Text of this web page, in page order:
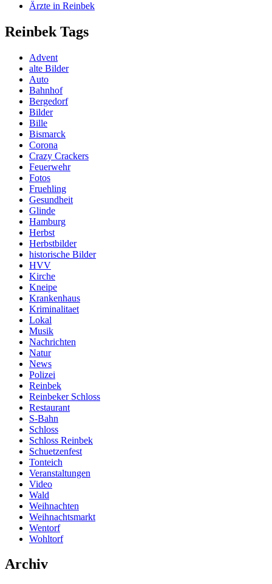
Ärzte in Reinbek
Reinbek Tags
Advent
alte Bilder
Auto
Bahnhof
Bergedorf
Bilder
Bille
Bismarck
Corona
Crazy Crackers
Feuerwehr
Fotos
Fruehling
Gesundheit
Glinde
Hamburg
Herbst
Herbstbilder
historische Bilder
HVV
Kirche
Kneipe
Krankenhaus
Kriminalitaet
Lokal
Musik
Nachrichten
Natur
News
Polizei
Reinbek
Reinbeker Schloss
Restaurant
S-Bahn
Schloss
Schloss Reinbek
Schuetzenfest
Tonteich
Veranstaltungen
Video
Wald
Weihnachten
Weihnachtsmarkt
Wentorf
Wohltorf
Archiv